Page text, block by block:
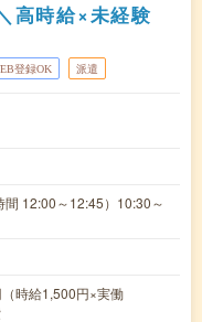
高時給×未経験
登録OK 派遣
12:00～12:45）10:30～
時給1,500円×実働